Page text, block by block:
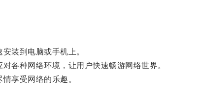
装到电脑或手机上。
种网络环境，让用户快速畅游网络世界。
享受网络的乐趣。